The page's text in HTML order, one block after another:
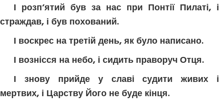
І розп’ятий був за нас при Понтії Пилаті, і
страждав, і був похований.
І воскрес на третій день, як було написано.
І вознісся на небо, і сидить праворуч Отця.
І знову прийде у славі судити живих і
мертвих, і Царству Його не буде кінця.